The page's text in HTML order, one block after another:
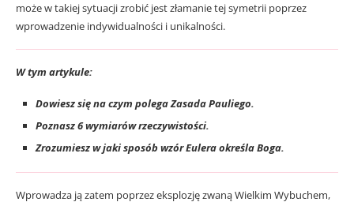
może w takiej sytuacji zrobić jest złamanie tej symetrii poprzez
wprowadzenie indywidualności i unikalności.
W tym artykule:
Dowiesz się na czym polega Zasada Pauliego.
Poznasz 6 wymiarów rzeczywistości.
Zrozumiesz w jaki sposób wzór Eulera określa Boga.
Wprowadza ją zatem poprzez eksplozję zwaną Wielkim Wybuchem,